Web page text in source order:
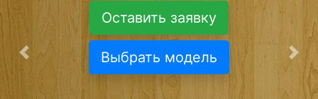
Оставить заявку
Выбрать модель
Предыдущая